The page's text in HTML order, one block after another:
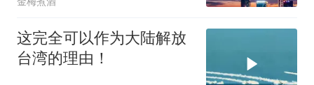
这完全可以作为大陆解放
台湾的理由！